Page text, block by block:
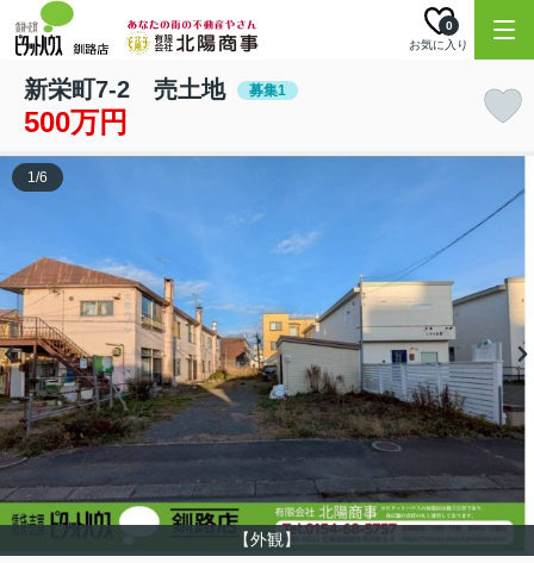
お気に入り
0
新栄町7-2 売土地 募集1
500万円
【外観】
1/6